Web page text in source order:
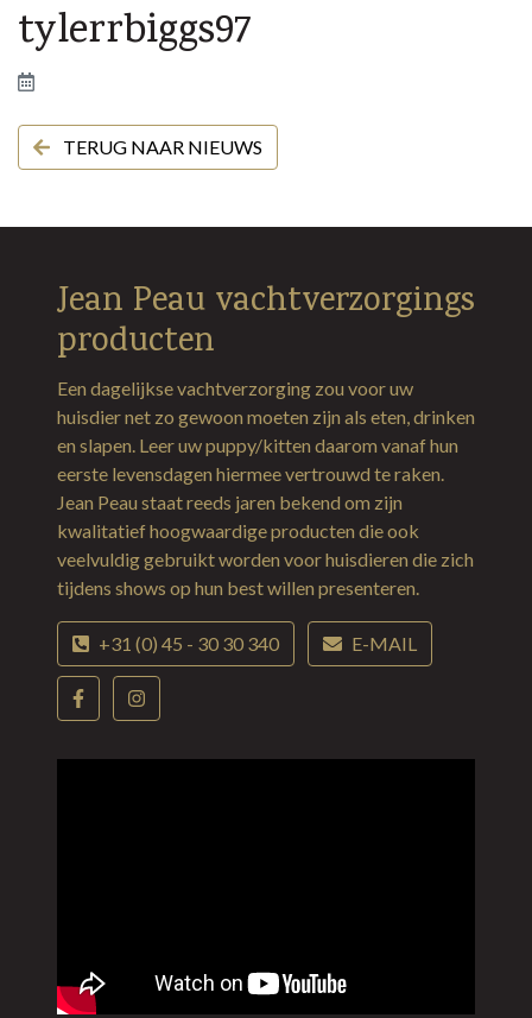
tylerrbiggs97
TERUG NAAR NIEUWS
Jean Peau vachtverzorgings
producten
Een dagelijkse vachtverzorging zou voor uw
huisdier net zo gewoon moeten zijn als eten, drinken
en slapen. Leer uw puppy/kitten daarom vanaf hun
eerste levensdagen hiermee vertrouwd te raken.
Jean Peau staat reeds jaren bekend om zijn
kwalitatief hoogwaardige producten die ook
veelvuldig gebruikt worden voor huisdieren die zich
tijdens shows op hun best willen presenteren.
+31 (0) 45 - 30 30 340 E-MAIL